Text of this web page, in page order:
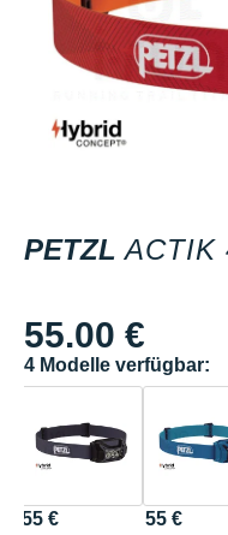
PETZL ACTIK
55.00 €
4 Modelle verfügbar:
55 € 55 €